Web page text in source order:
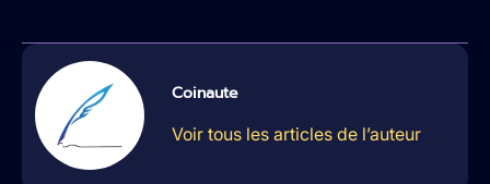
Coinaute
Voir tous les articles de l’auteur